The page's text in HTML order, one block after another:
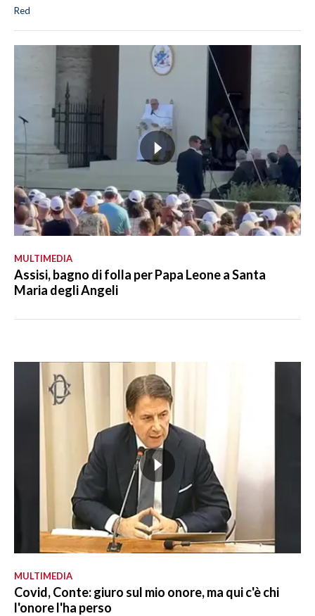
Red
MULTIMEDIA
Assisi, bagno di folla per Papa Leone a Santa
Maria degli Angeli
MULTIMEDIA
Covid, Conte: giuro sul mio onore, ma qui c'è chi
l'onore l'ha perso